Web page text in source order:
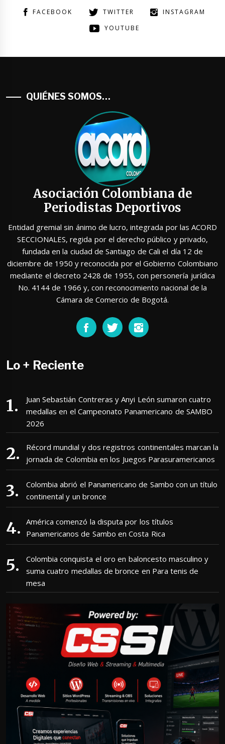
FACEBOOK TWITTER
INSTAGRAM
YOUTUBE
QUIÉNES SOMOS…
Asociación Colombiana de
Periodistas Deportivos
Entidad gremial sin ánimo de lucro, integrada por las ACORD
SECCIONALES, regida por el derecho público y privado,
fundada en la ciudad de Santiago de Cali el día 12 de
diciembre de 1950 y reconocida por el Gobierno Colombiano
mediante el decreto 2428 de 1955, con personería jurídica
No. 4144 de 1966 y, con reconocimiento nacional de la
Cámara de Comercio de Bogotá.
Lo + Reciente
Juan Sebastián Contreras y Anyi León sumaron cuatro
medallas en el Campeonato Panamericano de SAMBO
2026
Récord mundial y dos registros continentales marcan la
jornada de Colombia en los Juegos Parasuramericanos
Colombia abrió el Panamericano de Sambo con un título
continental y un bronce
América comenzó la disputa por los títulos
Panamericanos de Sambo en Costa Rica
Colombia conquista el oro en baloncesto masculino y
suma cuatro medallas de bronce en Para tenis de
mesa